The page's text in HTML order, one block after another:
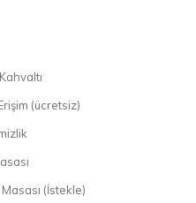
(ücretsiz)
(İstekle)